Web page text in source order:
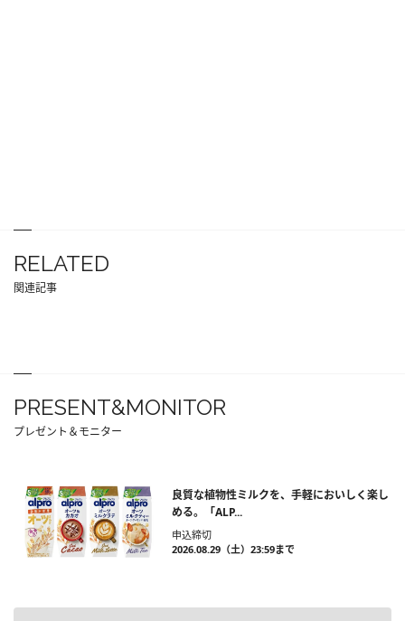
RELATED
関連記事
PRESENT&MONITOR
プレゼント＆モニター
良質な植物性ミルクを、手軽においしく楽し
める。「ALP...
申込締切
2026.08.29（土）23:59まで